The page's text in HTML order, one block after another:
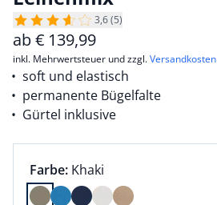
3,6 (5)
ab€ 139,99
inkl. Mehrwertsteuer und zzgl.Versandkosten
soft und elastisch
permanente Bügelfalte
Gürtel inklusive
Farbauswahl:
Farbe: aktuell ausgewählt:
Khaki
Farbe Khaki ausgewählt